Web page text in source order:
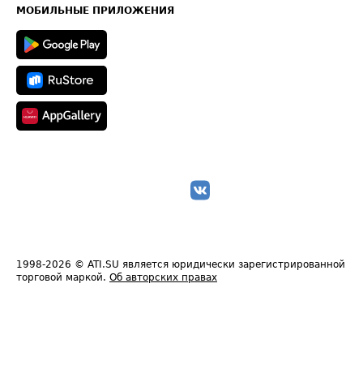
Техническая информация
МОБИЛЬНЫЕ ПРИЛОЖЕНИЯ
1998-2026 © ATI.SU является юридически зарегистрированной
торговой маркой. Об авторских правах